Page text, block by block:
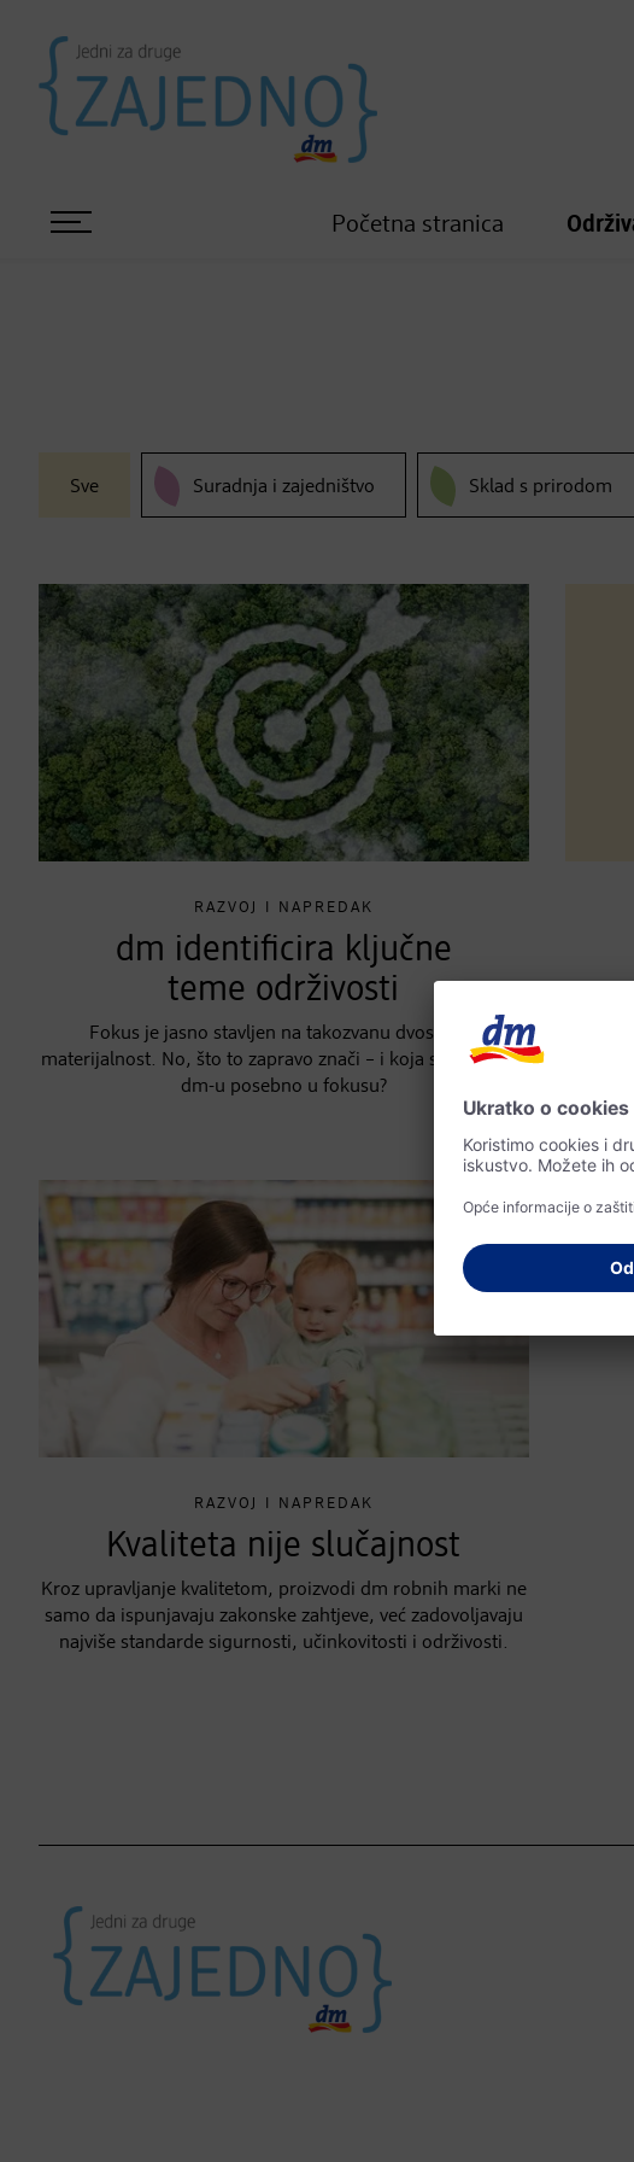
Početna stranica
Sve Suradnja i zajedništvo Sklad s prirodom
RAZVOJ I NAPREDAK
dm identificira ključne
teme održivosti
Fokus je jasno stavljen na takozvanu dvostruku
materijalnost. No, što to zapravo znači – i koja su pitanja u
dm-u posebno u fokusu?
RAZVOJ I NAPREDAK
Kvaliteta nije slučajnost
Kroz upravljanje kvalitetom, proizvodi dm robnih marki ne
samo da ispunjavaju zakonske zahtjeve, već zadovoljavaju
najviše standarde sigurnosti, učinkovitosti i održivosti.